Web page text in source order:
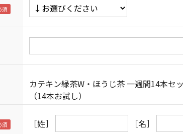
カテキン緑茶W・ほうじ茶 一週間14本セ
（14本お試し）
［姓］ ［名］